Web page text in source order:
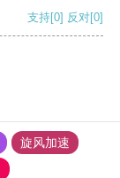
支持[0] 反对[0]
旋风加速